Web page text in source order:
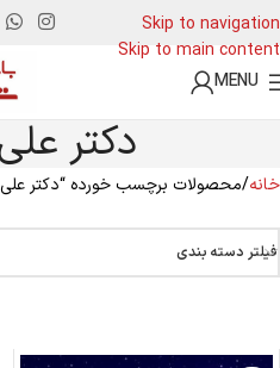
Skip to navigation
Skip to main content
MENU
دکتر
خانه محصولات برچسب خورده “دکتر
فیلتر دسته بندی